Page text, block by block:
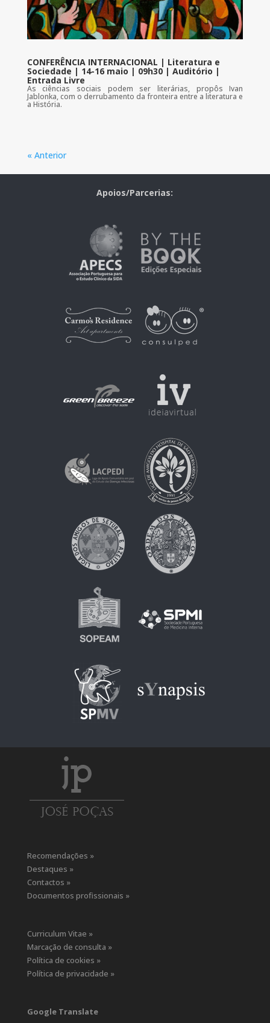
CONFERÊNCIA INTERNACIONAL | Literatura e
Sociedade | 14-16 maio | 09h30 | Auditório |
Entrada Livre
As ciências sociais podem ser literárias, propôs Ivan
Jablonka, com o derrubamento da fronteira entre a literatura e
a História.
« Anterior
Apoios/Parcerias:
Recomendações »
Destaques »
Contactos »
Documentos profissionais »
Curriculum Vitae »
Marcação de consulta »
Política de cookies »
Política de privacidade »
Google Translate